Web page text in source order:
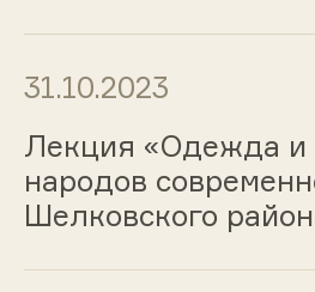
31.10.2023
Лекция «Одежда и
народов
Шелковского